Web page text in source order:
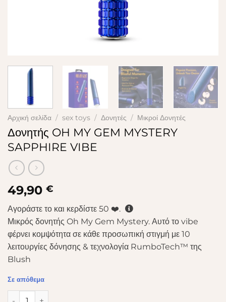
Αρχική σελίδα / sex toys / Δονητές / Μικροί Δονητές
Δονητής OH MY GEM MYSTERY
SAPPHIRE VIBE
49,90 €
Αγοράστε το και κερδίστε 50 ❤️.
Μικρός δονητής Oh My Gem Mystery. Αυτό το vibe
φέρνει κομψότητα σε κάθε προσωπική στιγμή με 10
λειτουργίες δόνησης & τεχνολογία RumboTech™ της
Blush
Σε απόθεμα
Δονητής OH MY GEM MYSTERY SAPPHIRE VIBE ποσότητα